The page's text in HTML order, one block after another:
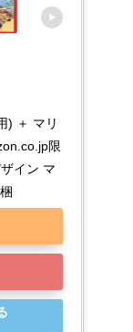
) ＋ マリ
限
イン マ